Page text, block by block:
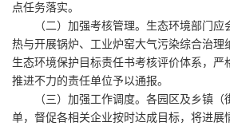
点任务落实。
（二）加强考核管理。生态环境部门应
热与开展锅炉、工业炉窑大气污染综合治理
生态环境保护目标责任书考核评价体系，严
推进不力的责任单位予以通报。
（三）加强工作调度。各园区及乡镇（
单，督促各相关企业按时达成目标，将进展